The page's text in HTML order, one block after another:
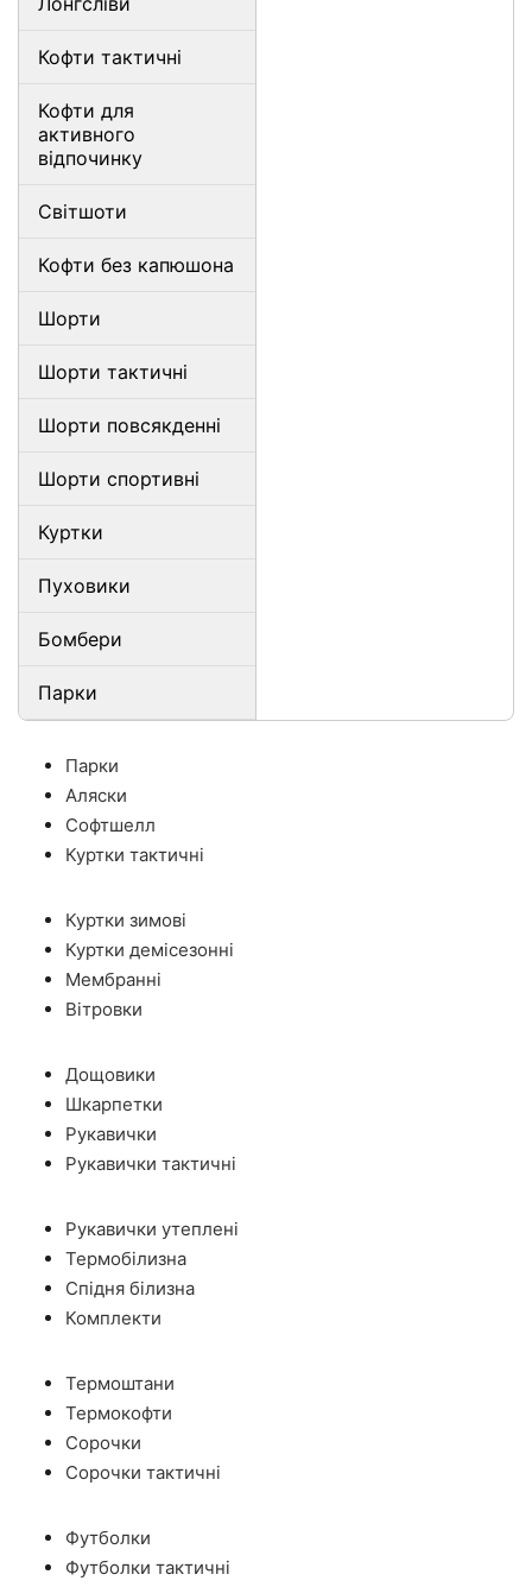
Кофти тактичні
Кофти для
активного
відпочинку
Світшоти
Кофти без капюшона
Шорти
Шорти тактичні
Шорти повсякденні
Шорти спортивні
Куртки
Пуховики
Бомбери
Парки
Парки
Аляски
Софтшелл
Куртки тактичні
Куртки зимові
Куртки демісезонні
Мембранні
Вітровки
Дощовики
Шкарпетки
Рукавички
Рукавички тактичні
Рукавички утеплені
Термобілизна
Спідня білизна
Комплекти
Термоштани
Термокофти
Сорочки
Сорочки тактичні
Футболки
Футболки тактичні